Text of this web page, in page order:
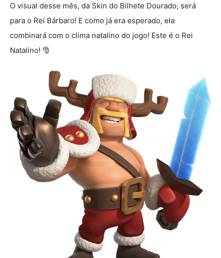
O visual desse mês, da Skin do Bilhete Dourado, será
para o Rei Bárbaro! E como já era esperado, ela
combinará com o clima natalino do jogo! Este é o Rei
Natalino! 🎅